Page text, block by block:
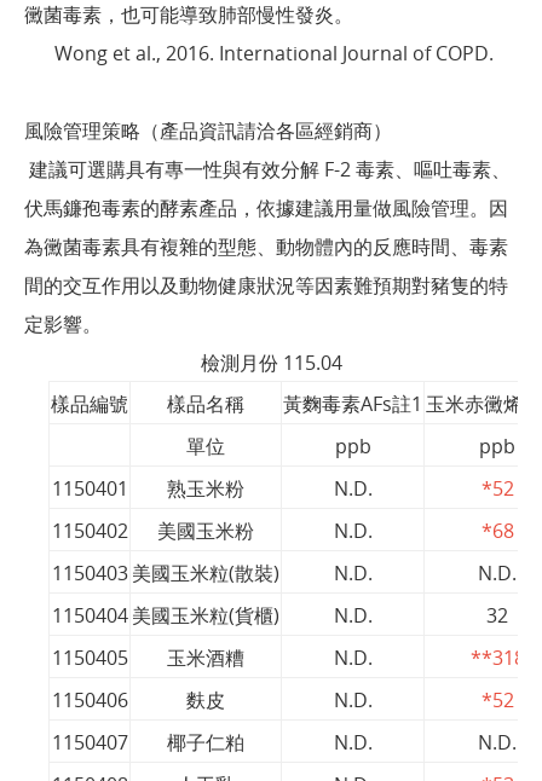
黴菌毒素，也可能導致肺部慢性發炎。
Wong et al., 2016. International Journal of COPD.
風險管理策略（產品資訊請洽各區經銷商）
建議可選購具有專一性與有效分解 F-2 毒素、嘔吐毒素、
伏馬鐮孢毒素的酵素產品，依據建議用量做風險管理。因
為黴菌毒素具有複雜的型態、動物體內的反應時間、毒素
間的交互作用以及動物健康狀況等因素難預期對豬隻的特
定影響。
檢測月份 115.04
樣品編號
樣品名稱 黃麴毒素AFs註1 玉米赤黴烯
單位
ppb
ppb
1150401
熟玉米粉 N.D.
*52
1150402
美國玉米粉 N.D.
*68
1150403 美國玉米粒(散裝) N.D.
N.D.
1150404 美國玉米粒(貨櫃) N.D.
32
1150405
玉米酒糟 N.D.
**318
1150406
麩皮 N.D.
*52
1150407
椰子仁粕 N.D.
N.D.